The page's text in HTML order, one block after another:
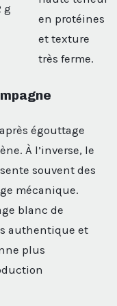
g
en protéines
et texture
très ferme.
égouttage
À l’inverse, le
souvent des
mécanique.
blanc de
authentique et
plus